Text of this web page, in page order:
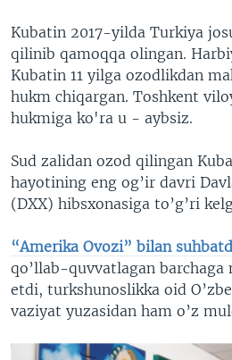
Kubatin 2017-yilda Turkiya
qilinib qamoqqa olingan.
Kubatin 11 yilga ozodlikdan
hukm chiqargan. Toshkent
hukmiga ko'ra u - aybsiz.
Sud zalidan ozod qilingan
hayotining eng og’ir davri
(DXX) hibsxonasiga to’g’ri
“Amerika Ovozi” bilan
qo’llab-quvvatlagan
etdi, turkshunoslikka oid
vaziyat yuzasidan ham o’z